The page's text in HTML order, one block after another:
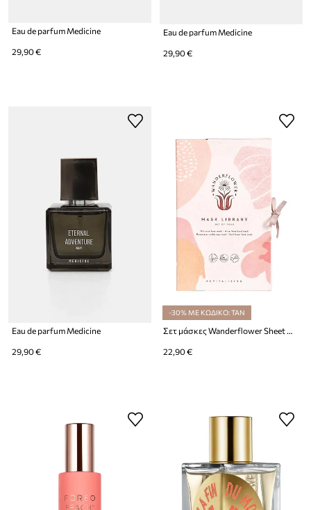
Eau de parfum Medicine
29,90 €
Eau de parfum Medicine
29,90 €
Eau de parfum Medicine
29,90 €
-30% ΜΕ ΚΩΔΙΚΟ: TAN
22,90 €